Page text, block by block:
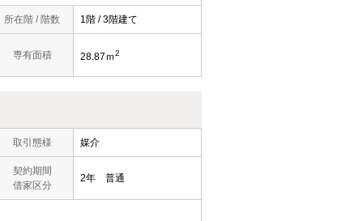
所在階 / 階数 1階 / 3階建て
専有面積 28.87ｍ2
取引態様 媒介
契約期間
借家区分
2年 普通